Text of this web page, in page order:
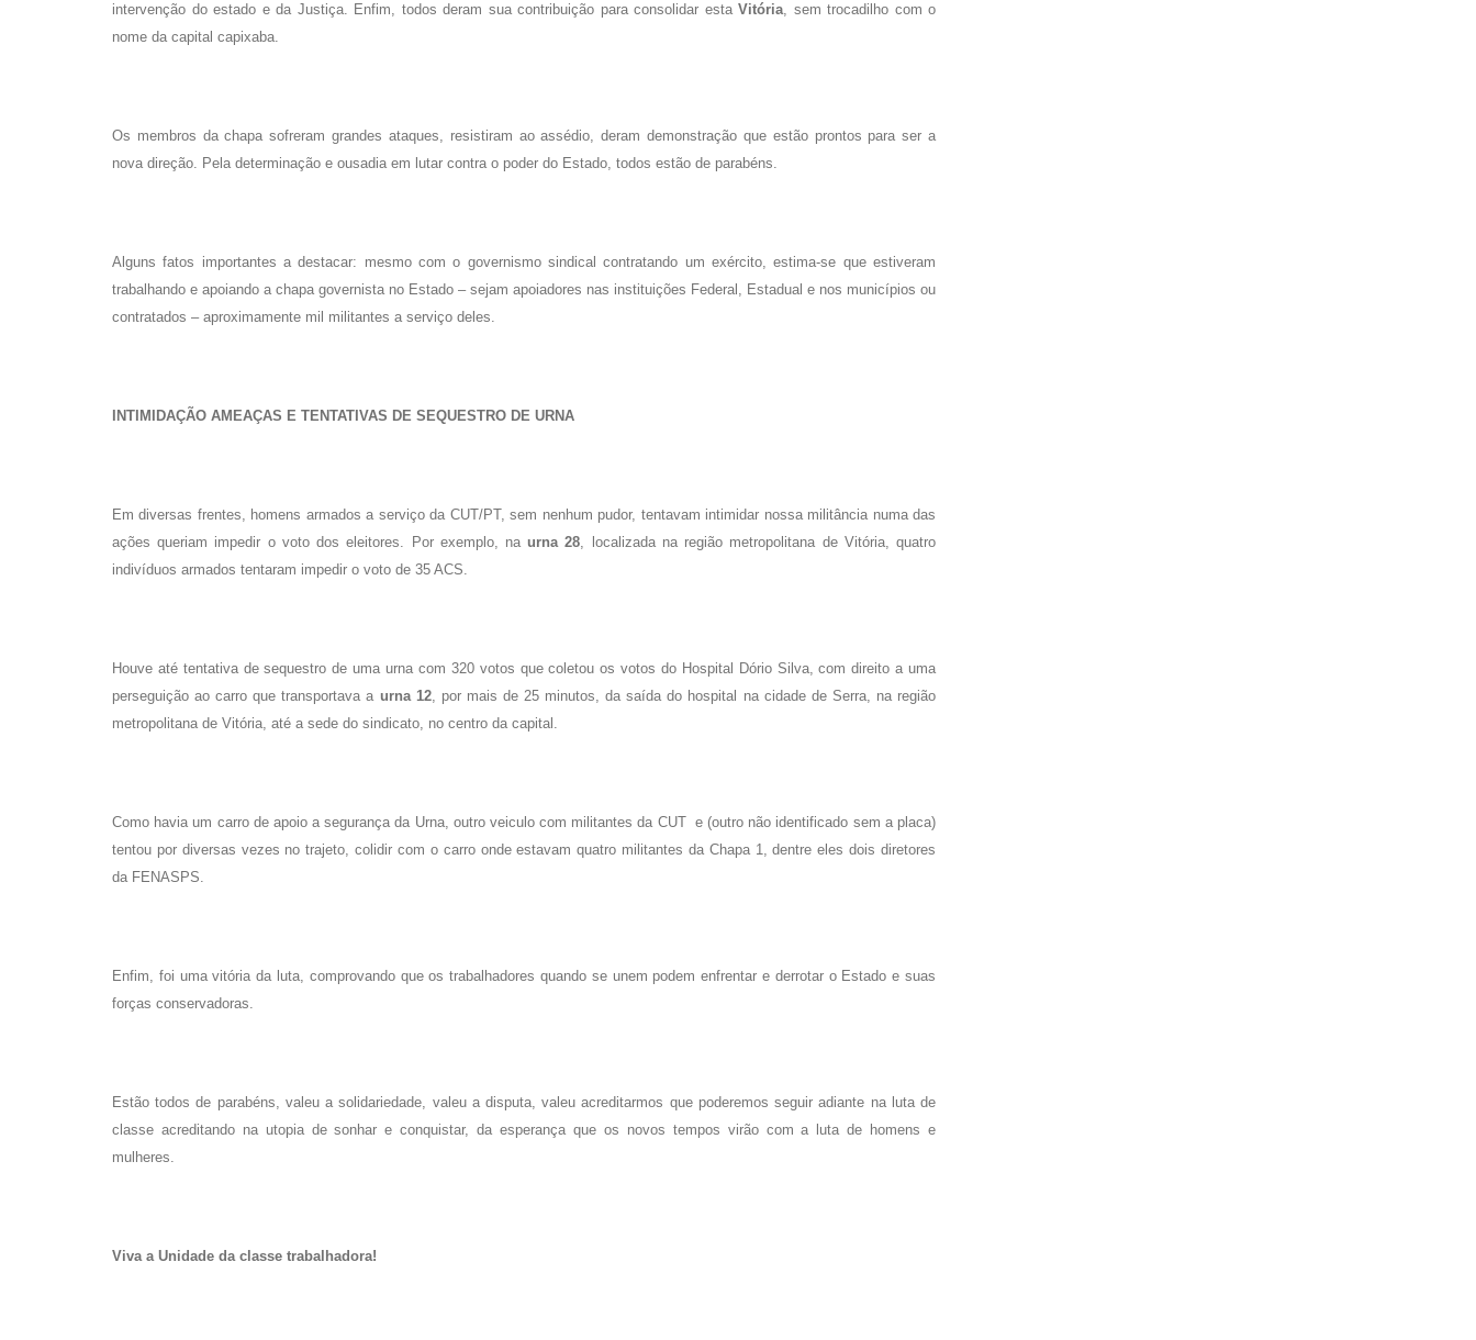
intervenção do estado e da Justiça. Enfim, todos deram sua contribuição para consolidar esta Vitória, sem trocadilho com o
nome da capital capixaba.
Os membros da chapa sofreram grandes ataques, resistiram ao assédio, deram demonstração que estão prontos para ser a
nova direção. Pela determinação e ousadia em lutar contra o poder do Estado, todos estão de parabéns.
Alguns fatos importantes a destacar: mesmo com o governismo sindical contratando um exército, estima-se que estiveram
trabalhando e apoiando a chapa governista no Estado – sejam apoiadores nas instituições Federal, Estadual e nos municípios ou
contratados – aproximamente mil militantes a serviço deles.
INTIMIDAÇÃO AMEAÇAS E TENTATIVAS DE SEQUESTRO DE URNA
Em diversas frentes, homens armados a serviço da CUT/PT, sem nenhum pudor, tentavam intimidar nossa militância numa das
ações queriam impedir o voto dos eleitores. Por exemplo, naurna 28, localizada na região metropolitana de Vitória, quatro
indivíduos armados tentaram impedir o voto de 35 ACS.
Houve até tentativa de sequestro de uma urna com 320 votos que coletou os votos do Hospital Dório Silva, com direito a uma
perseguição ao carro que transportava a urna 12, por mais de 25 minutos, da saída do hospital na cidade de Serra, na região
metropolitana de Vitória, até a sede do sindicato, no centro da capital.
Como havia um carro de apoio a segurança da Urna, outro veiculo com militantes da CUT e (outro não identificado sem a placa)
tentou por diversas vezes no trajeto, colidir com o carro onde estavam quatro militantes da Chapa 1, dentre eles dois diretores
da FENASPS.
Enfim, foi uma vitória da luta, comprovando que os trabalhadores quando se unem podem enfrentar e derrotar o Estado e suas
forças conservadoras.
Estão todos de parabéns, valeu a solidariedade, valeu a disputa, valeu acreditarmos que poderemos seguir adiante na luta de
classe acreditando na utopia de sonhar e conquistar, da esperança que os novos tempos virão com a luta de homens e
mulheres.
Viva a Unidade da classe trabalhadora!